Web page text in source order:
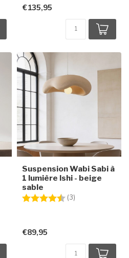
€135,95
Suspension Wabi Sabi à
1 lumière Ishi - beige
sable
Note:
(3)
€89,95